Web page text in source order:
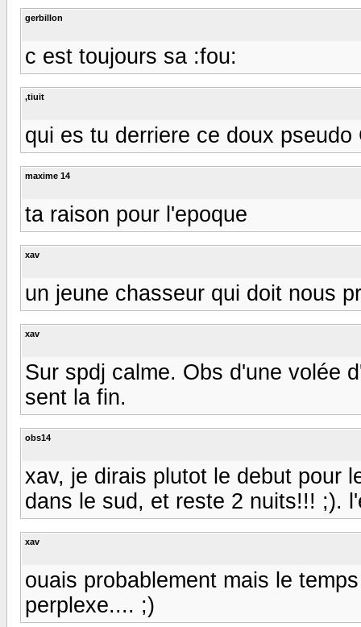
gerbillon
c est toujours sa :fou:
,tiuit
qui es tu derriere ce doux
maxime 14
ta raison pour l'epoque
xav
un jeune chasseur qui doit nous
xav
Sur spdj calme. Obs d'une volée
sent la fin.
obs14
xav, je dirais plutot le debut pour
dans le sud, et reste 2 nuits!!! ;).
xav
ouais probablement mais le
perplexe.... ;)